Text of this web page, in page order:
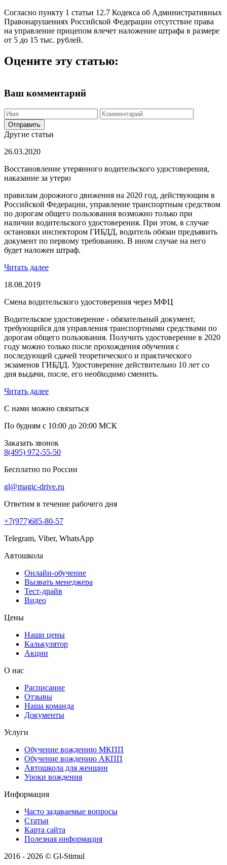
Согласно пункту 1 статьи 12.7 Кодекса об Административных
Правонарушениях Российской Федерации отсутствие права
на управление прицепом влечет наложение штрафа в размере
от 5 до 15 тыс. рублей.
Оцените эту статью:
Ваш комментарий
Отправить
Другие статьи
26.03.2020
Восстановление утерянного водительского удостоверения,
наказание за утерю
правилам дорожного движения на 2020 год, действующим в
Российской Федерации, управление транспортным средством
по дорогам общего пользования возможно только при
наличии водительского удостоверения. При этом, в случае
остановки инспектором ГИБДД, водитель обязан предъявить
документ по первому требованию. В ином случае на него
будет наложен штраф.
Читать далее
18.08.2019
Смена водительского удостоверения через МФЦ
Водительское удостоверение - обязательный документ,
требующийся для управления транспортными средствами по
дорогам общего пользования. Получить удостоверение в 2020
году можно только после прохождения обучения с
последующей сдачей теоретического и практического
экзаменов ГИБДД. Удостоверение действительно 10 лет со
дня выдачи, после, его необходимо сменить.
Читать далее
С нами можно связаться
По будням с 10:00 до 20:00 МСК
Заказать звонок
8(495) 972-55-50
Бесплатно по России
gl@magic-drive.ru
Ответим в течение рабочего дня
+7(977)685-80-57
Telegram, Viber, WhatsApp
Автошкола
Онлайн-обучение
Вызвать менеджера
Тест-драйв
Видео
Цены
Наши цены
Калькулятор
Акции
О нас
Расписание
Отзывы
Наша команда
Документы
Услуги
Обучение вождению МКПП
Обучение вождению АКПП
Автошкола для женщин
Уроки вождения
Информация
Часто задаваемые вопросы
Статьи
Карта сайта
Полезная информация
2016 - 2026 © Gl-Stimul